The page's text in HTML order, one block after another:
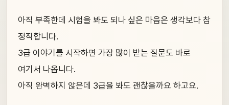
아직 부족한데 시험을 봐도 되나 싶은 마음은 생각보다 참
정직합니다.
3급 이야기를 시작하면 가장 많이 받는 질문도 바로
여기서 나옵니다.
아직 완벽하지 않은데 3급을 봐도 괜찮을까요 하고요.